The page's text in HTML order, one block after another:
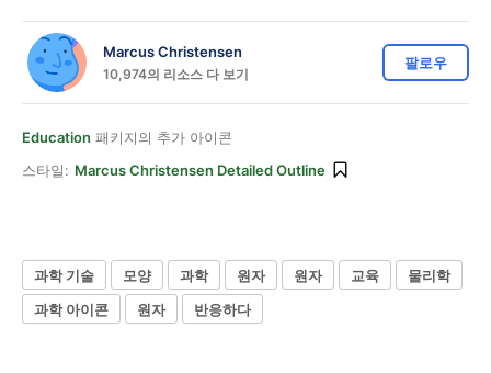
Marcus Christensen
10,974의 리소스 다 보기
팔로우
Education 패키지의 추가 아이콘
스타일: Marcus Christensen Detailed Outline
과학 기술 모양 과학 원자 원자 교육
물리학
과학 아이콘
원자 반응하다